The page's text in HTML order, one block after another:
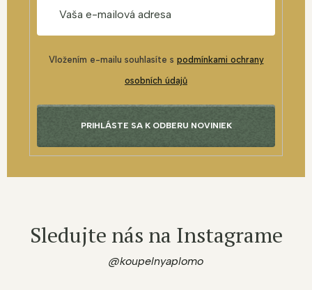
Vložením e-mailu souhlasíte s podmínkami ochrany
osobních údajů
PRIHLÁSTE SA K ODBERU NOVINIEK
Sledujte nás na Instagrame
@koupelnyaplomo